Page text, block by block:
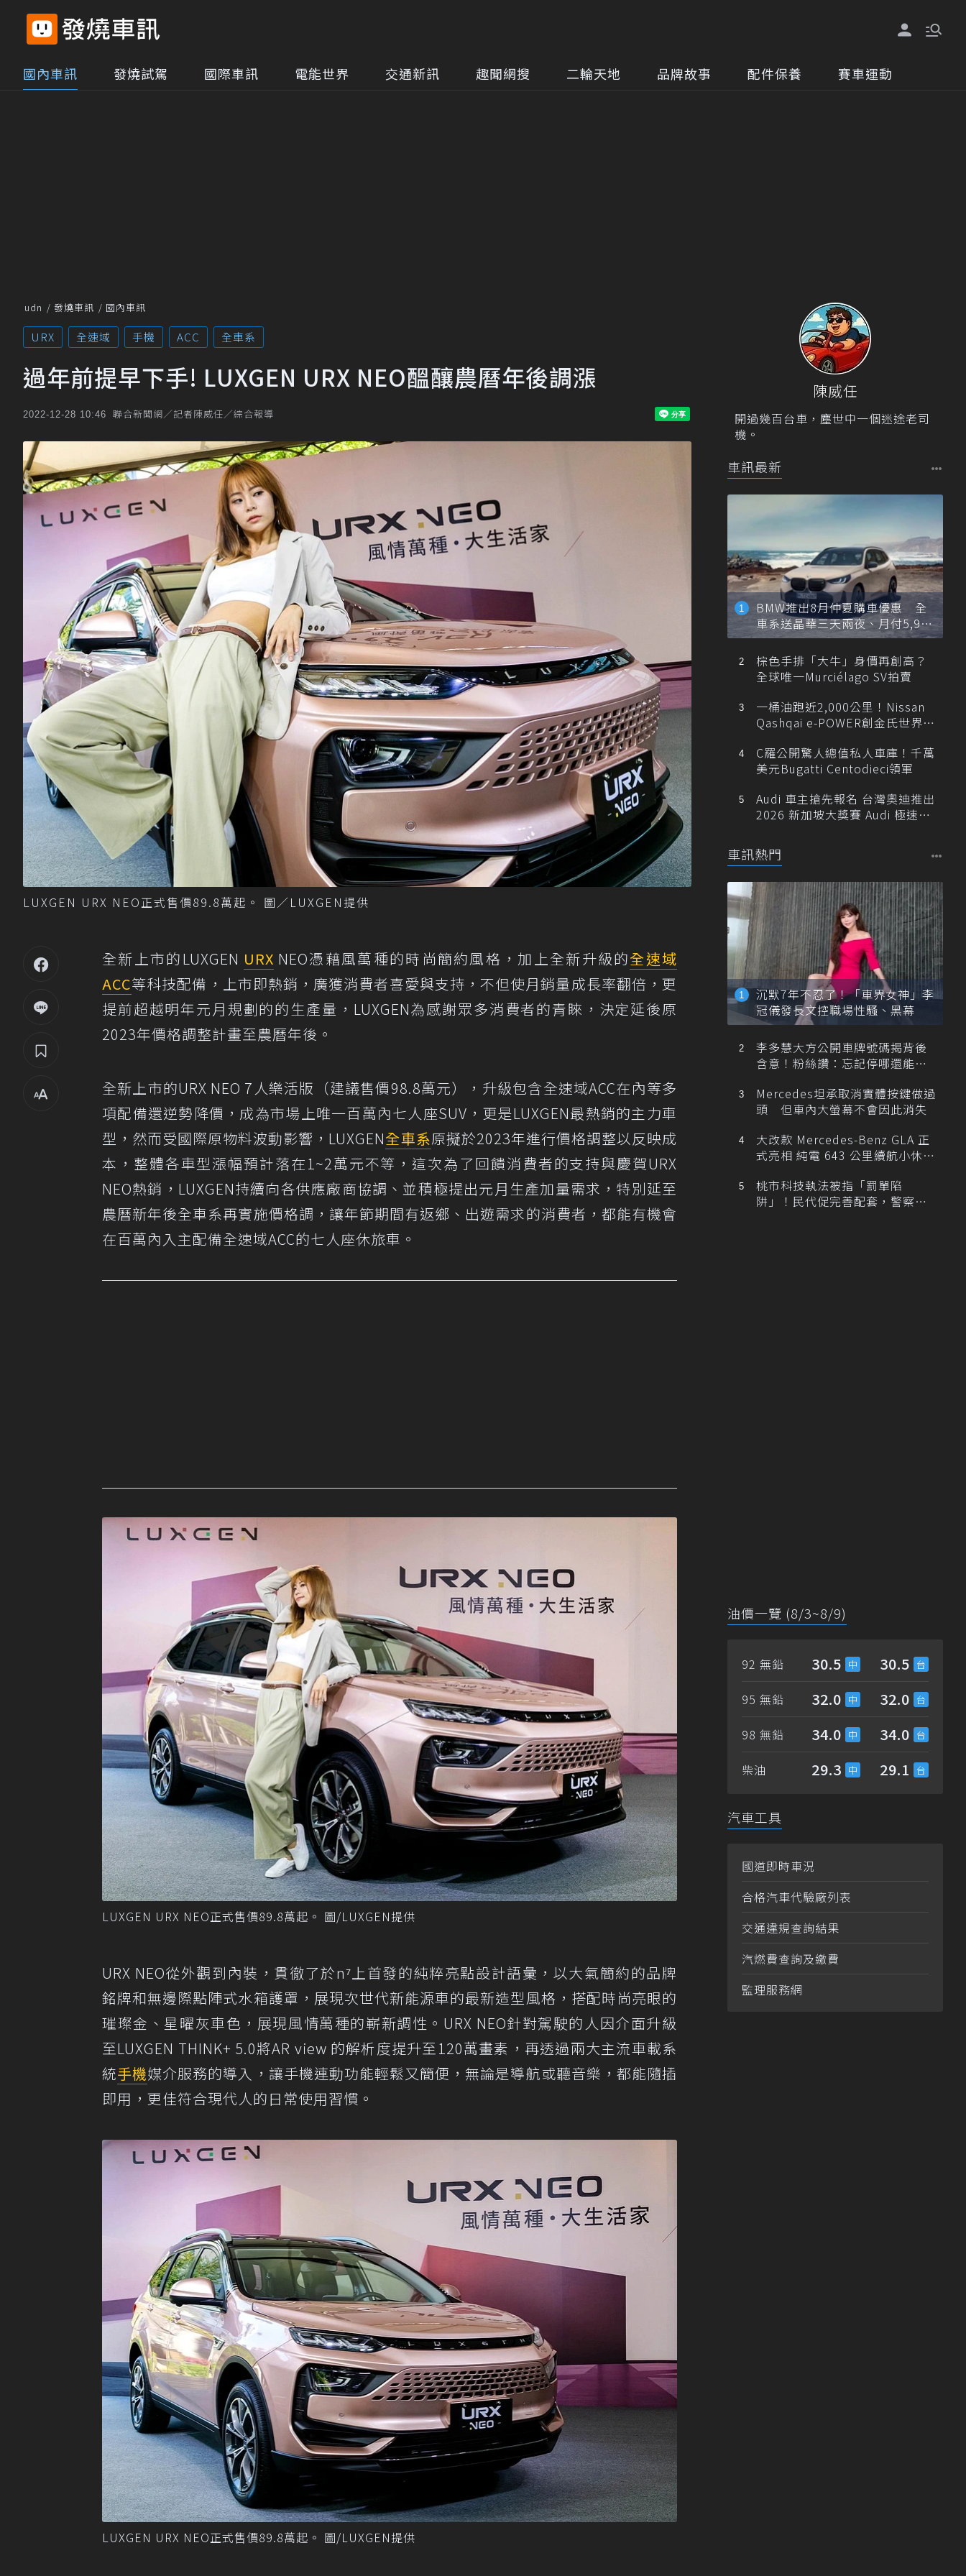
國內車訊 發燒試駕 國際車訊 電能世界 交通新訊 趣聞網搜 二輪天地 品牌故事 配件保養 賽車運動
udn 發燒車訊 國內車訊
URX 全速域 手機 ACC 全車系
過年前提早下手! LUXGEN URX NEO醞釀農曆年後調漲
2022-12-28 10:46 聯合新聞網／記者陳威任／綜合報導
LUXGEN URX NEO正式售價89.8萬起。 圖／LUXGEN提供
全新上市的LUXGEN URX NEO憑藉風萬種的時尚簡約風格，加上全新升級的全速域
ACC等科技配備，上市即熱銷，廣獲消費者喜愛與支持，不但使月銷量成長率翻倍，更
提前超越明年元月規劃的的生產量，LUXGEN為感謝眾多消費者的青睞，決定延後原
2023年價格調整計畫至農曆年後。
全新上市的URX NEO 7人樂活版（建議售價98.8萬元），升級包含全速域ACC在內等多
項配備還逆勢降價，成為市場上唯一百萬內七人座SUV，更是LUXGEN最熱銷的主力車
型，然而受國際原物料波動影響，LUXGEN全車系原擬於2023年進行價格調整以反映成
本，整體各車型漲幅預計落在1~2萬元不等，這次為了回饋消費者的支持與慶賀URX
NEO熱銷，LUXGEN持續向各供應廠商協調、並積極提出元月生產加量需求，特別延至
農曆新年後全車系再實施價格調，讓年節期間有返鄉、出遊需求的消費者，都能有機會
在百萬內入主配備全速域ACC的七人座休旅車。
LUXGEN URX NEO正式售價89.8萬起。 圖/LUXGEN提供
URX NEO從外觀到內裝，貫徹了於n⁷上首發的純粹亮點設計語彙，以大氣簡約的品牌
銘牌和無邊際點陣式水箱護罩，展現次世代新能源車的最新造型風格，搭配時尚亮眼的
璀璨金、星曜灰車色，展現風情萬種的嶄新調性。URX NEO針對駕駛的人因介面升級
至LUXGEN THINK+ 5.0將AR view 的解析度提升至120萬畫素，再透過兩大主流車載系
統手機媒介服務的導入，讓手機連動功能輕鬆又簡便，無論是導航或聽音樂，都能隨插
即用，更佳符合現代人的日常使用習慣。
LUXGEN URX NEO正式售價89.8萬起。 圖/LUXGEN提供
陳威任
開過幾百台車，塵世中一個迷途老司
機。
車訊最新
BMW推出8月仲夏購車優惠 全
車系送晶華三天兩夜、月付5,900
元起
棕色手排「大牛」身價再創高？
全球唯一Murciélago SV拍賣
一桶油跑近2,000公里！Nissan
Qashqai e-POWER創金氏世界紀
C羅公開驚人總值私人車庫！千萬
美元Bugatti Centodieci領軍
Audi 車主搶先報名 台灣奧迪推出
2026 新加坡大獎賽 Audi 極速之
車訊熱門
沉默7年不忍了！「車界女神」李
冠儀發長文控職場性騷、黑幕
李多慧大方公開車牌號碼揭背後
含意！粉絲讚：忘記停哪還能幫
Mercedes坦承取消實體按鍵做過
頭 但車內大螢幕不會因此消失
大改款 Mercedes-Benz GLA 正
式亮相 純電 643 公里續航小休
桃市科技執法被指「罰單陷
阱」！民代促完善配套，警察局
油價一覽 (8/3~8/9)
92 無鉛 30.5 30.5
95 無鉛 32.0 32.0
98 無鉛 34.0 34.0
柴油 29.3 29.1
汽車工具
國道即時車況
合格汽車代驗廠列表
交通違規查詢結果
汽燃費查詢及繳費
監理服務網